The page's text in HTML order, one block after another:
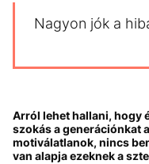
Nagyon jók a
Arról lehet hallani, hogy
szokás a generációnkat
motiválatlanok, nincs
van alapja ezeknek a